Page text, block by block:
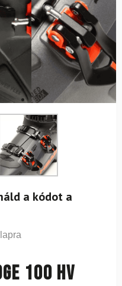
a kódot a
100 HV